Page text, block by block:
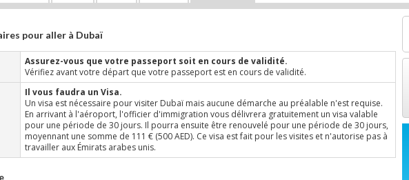
pour aller à Dubaï
Assurez-vous que votre passeport soit en cours de validité.
Vérifiez avant votre départ que votre passeport est en cours de validité.
Il vous faudra un Visa.
Un visa est nécessaire pour visiter Dubaï mais aucune démarche au préalable n'est requise.
En arrivant à l'aéroport, l'officier d'immigration vous délivrera gratuitement un visa valable
pour une période de 30 jours. Il pourra ensuite être renouvelé pour une période de 30 jours,
moyennant une somme de 111 € (500 AED). Ce visa est fait pour les visites et n'autorise pas à
travailler aux Émirats arabes unis.